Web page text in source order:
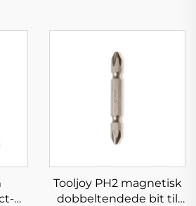
Tooljoy PH2 magnetisk
dobbeltendede bit til